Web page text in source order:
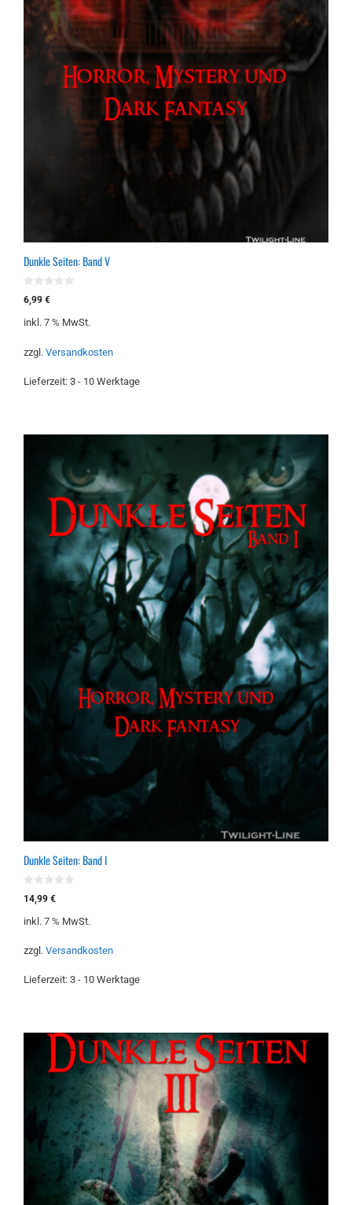
Dunkle Seiten: Band V
0
v
n
6,99 €
inkl. 7 % MwSt.
zzgl. Versandkosten
Lieferzeit: 3 - 10 Werktage
Dunkle Seiten: Band I
0
v
n
14,99 €
inkl. 7 % MwSt.
zzgl. Versandkosten
Lieferzeit: 3 - 10 Werktage